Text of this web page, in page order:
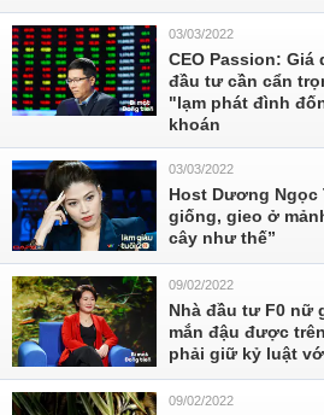
03/03/2022
CEO Passion: Giá
đầu tư cần cẩn
"lạm phát đình
khoán
03/03/2022
Host Dương Ngọc
giống, gieo ở
cây như thế”
09/02/2022
Nhà đầu tư F0 nữ
mắn đậu được
phải giữ kỷ luật
09/02/2022